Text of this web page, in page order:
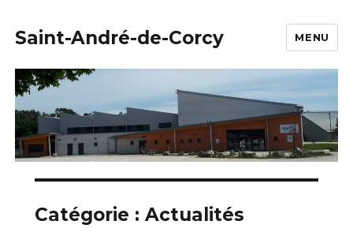
Saint-André-de-Corcy MENU
Catégorie : Actualités